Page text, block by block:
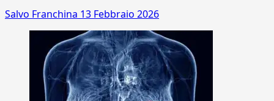
Salvo Franchina 13 Febbraio 2026